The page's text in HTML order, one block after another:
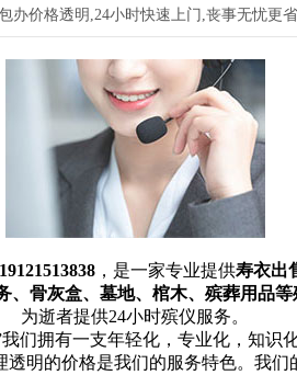
办价格透明,24小时快速上门,丧事无忧更
，是一家专业提供寿衣出
、骨灰盒、墓地、棺木、殡葬用品
为逝者提供24小时殡仪服务。
们拥有一支年轻化，专业化，知识
透明的价格是我们的服务特色。我们